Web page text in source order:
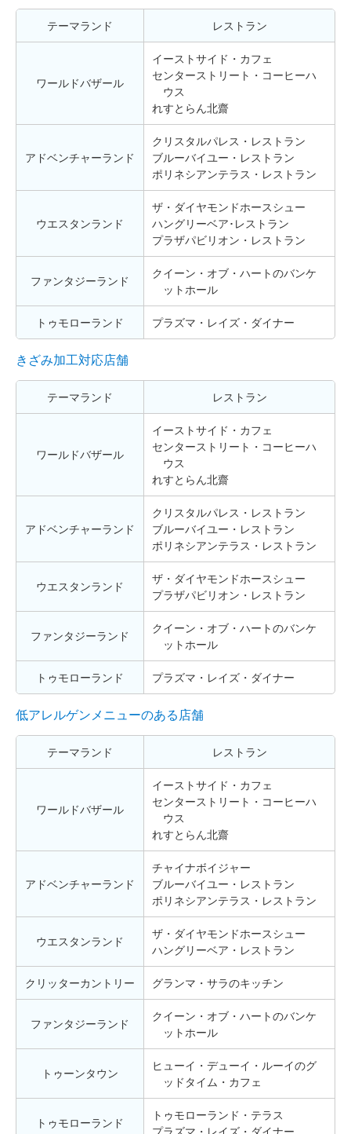
テーマランド レストラン
ワールドバザール
イーストサイド・カフェ
センターストリート・コーヒーハ
ウス
れすとらん北齋
アドベンチャーランド
クリスタルパレス・レストラン
ブルーバイユー・レストラン
ポリネシアンテラス・レストラン
ウエスタンランド
ザ・ダイヤモンドホースシュー
ハングリーベア･レストラン
プラザパビリオン・レストラン
ファンタジーランド
クイーン・オブ・ハートのバンケ
ットホール
トゥモローランド プラズマ・レイズ・ダイナー
きざみ加工対応店舗
テーマランド レストラン
ワールドバザール
イーストサイド・カフェ
センターストリート・コーヒーハ
ウス
れすとらん北齋
アドベンチャーランド
クリスタルパレス・レストラン
ブルーバイユー・レストラン
ポリネシアンテラス・レストラン
ウエスタンランド
ザ・ダイヤモンドホースシュー
プラザパビリオン・レストラン
ファンタジーランド
クイーン・オブ・ハートのバンケ
ットホール
トゥモローランド プラズマ・レイズ・ダイナー
低アレルゲンメニューのある店舗
テーマランド レストラン
ワールドバザール
イーストサイド・カフェ
センターストリート・コーヒーハ
ウス
れすとらん北齋
アドベンチャーランド
チャイナボイジャー
ブルーバイユー・レストラン
ポリネシアンテラス・レストラン
ウエスタンランド
ザ・ダイヤモンドホースシュー
ハングリーベア・レストラン
クリッターカントリー グランマ・サラのキッチン
ファンタジーランド
クイーン・オブ・ハートのバンケ
ットホール
トゥーンタウン
ヒューイ・デューイ・ルーイのグ
ッドタイム・カフェ
トゥモローランド
トゥモローランド・テラス
プラズマ・レイズ・ダイナー